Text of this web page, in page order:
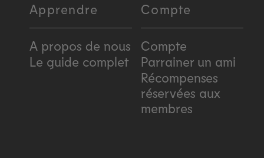
Apprendre
A propos de nous
Le guide complet
Compte
Compte
Parrainer un ami
Récompenses
réservées aux
membres